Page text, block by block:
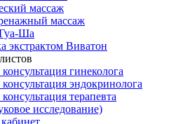
массаж
массаж
Ша
экстрактом Виватон
гинеколога
эндокринолога
терапевта
исследование)